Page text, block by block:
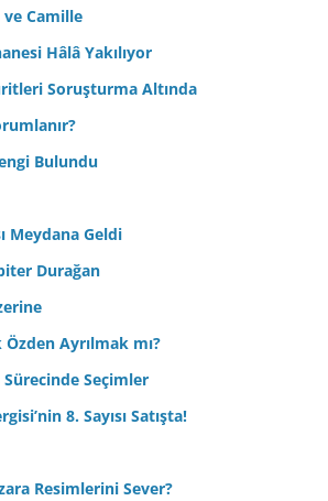
ve Camille
Hâlâ Yakılıyor
Soruşturma Altında
Bulundu
Meydana Geldi
Durağan
Ayrılmak mı?
Seçimler
8. Sayısı Satışta!
Resimlerini Sever?